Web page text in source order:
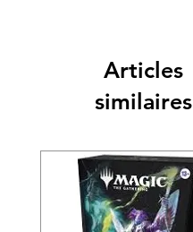
Articles
similaires